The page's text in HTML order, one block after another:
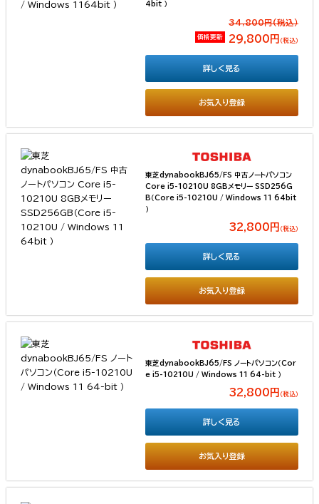
4bit ）
34,800円(税込）
価格更新 29,800円 （税込）
お気入り登録
詳しく見る
東芝dynabookBJ65/FS 中古ノートパソコン
Core i5-10210U 8GBメモリー SSD256G
B（Core i5-10210U / Windows 11 64bit
）
32,800円 （税込）
お気入り登録
詳しく見る
東芝dynabookBJ65/FS ノートパソコン（Cor
e i5-10210U / Windows 11 64-bit ）
32,800円 （税込）
お気入り登録
詳しく見る